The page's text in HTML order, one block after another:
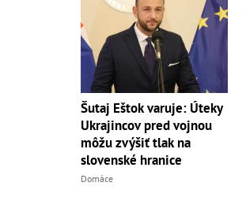
Šutaj Eštok varuje: Úteky
Ukrajincov pred vojnou
môžu zvýšiť tlak na
slovenské hranice
Domáce